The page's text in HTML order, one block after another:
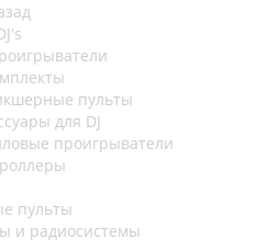
пульты
для DJ
проигрыватели
пульты
и радиосистемы